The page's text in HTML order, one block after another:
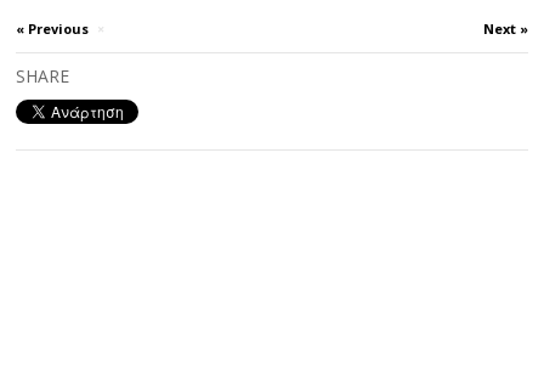
« Previous × Next »
SHARE